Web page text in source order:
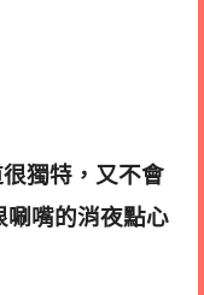
獨特，又不會
唰嘴的消夜點心